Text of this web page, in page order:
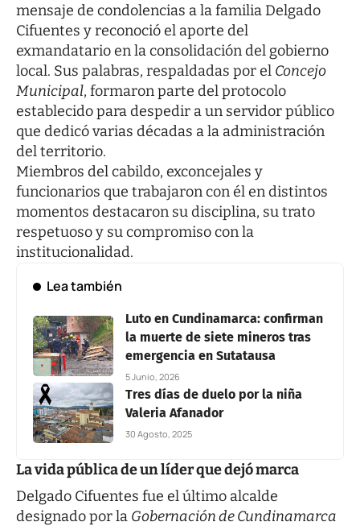
mensaje de condolencias a la familia Delgado
Cifuentes y reconoció el aporte del
exmandatario en la consolidación del gobierno
local. Sus palabras, respaldadas por el Concejo
Municipal, formaron parte del protocolo
establecido para despedir a un servidor público
que dedicó varias décadas a la administración
del territorio.
Miembros del cabildo, exconcejales y
funcionarios que trabajaron con él en distintos
momentos destacaron su disciplina, su trato
respetuoso y su compromiso con la
institucionalidad.
Lea también
Luto en Cundinamarca: confirman
la muerte de siete mineros tras
emergencia en Sutatausa
5 Junio, 2026
Tres días de duelo por la niña
Valeria Afanador
30 Agosto, 2025
La vida pública de un líder que dejó marca
Delgado Cifuentes fue el último alcalde
designado por la Gobernación de Cundinamarca